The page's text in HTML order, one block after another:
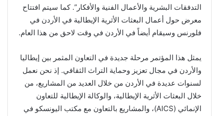
التدفقات البشرية والأعمال الفنية والأفكار”. كما سيتم افتتاح
معرض حول أعمال البعثات الأثرية الإيطالية في الأردن في
فلورنس وسيقام أيضاً في الأردن في وقت لاحق من هذا العام.
يمثل هذا المؤتمر مرحلة جديدة في التعاون المثمر بين إيطاليا
والأردن في مجال تعزيز وحماية التراث الثقافي. إذ نحن نعمل
لسنوات عديدة في الأردن من خلال العديد من المشاريع، من
خلال البعثات الأثرية الإيطالية، والوكالة الإيطالية للتعاون
الإنمائي (AICS)، والمشاريع بالتعاون مع مكتب اليونسكو في